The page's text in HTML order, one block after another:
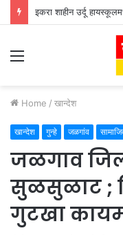
इकरा शाहीन उर्दू
Menu
Home / खान्देश
खान्देश गुन्हे जळगांव
जळगाव
सुळसुळाट ;
गुटखा